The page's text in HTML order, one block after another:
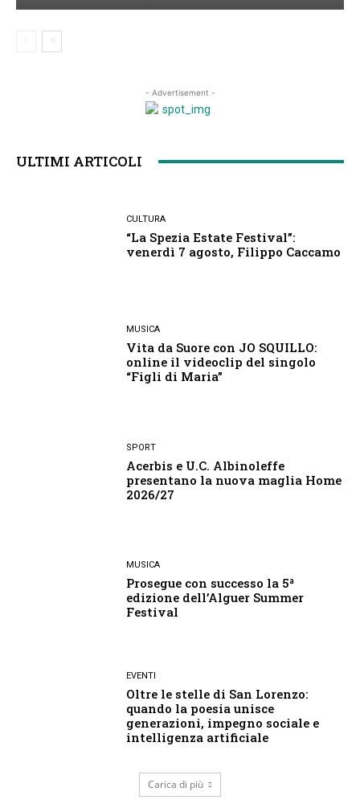
- Advertisement -
ULTIMI ARTICOLI
CULTURA
“La Spezia Estate Festival”:
venerdì 7 agosto, Filippo Caccamo
MUSICA
Vita da Suore con JO SQUILLO:
online il videoclip del singolo
“Figli di Maria”
SPORT
Acerbis e U.C. Albinoleffe
presentano la nuova maglia Home
2026/27
MUSICA
Prosegue con successo la 5ª
edizione dell’Alguer Summer
Festival
EVENTI
Oltre le stelle di San Lorenzo:
quando la poesia unisce
generazioni, impegno sociale e
intelligenza artificiale
Carica di più